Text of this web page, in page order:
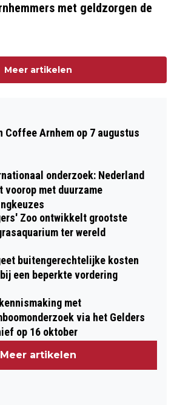
met geldzorgen de
Meer artikelen
Coffee Arnhem op 7 augustus
onderzoek: Nederland
voorop met duurzame
Zoo ontwikkelt grootste
ter wereld
buitengerechtelijke kosten
een beperkte vordering
met
via het Gelders
op 16 oktober
Meer artikelen